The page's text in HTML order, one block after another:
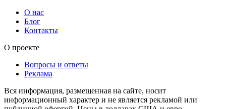
О нас
Блог
Контакты
О проекте
Вопросы и ответы
Реклама
Вся информация, размещенная на сайте, носит
информационный характер и не является рекламой или